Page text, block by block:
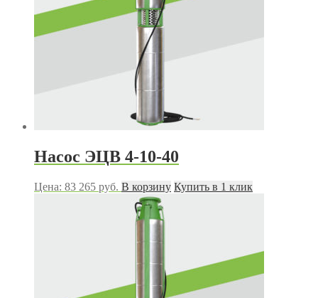
Насос ЭЦВ 4-10-40
Цена: 83 265 руб. В корзину Купить в 1 клик